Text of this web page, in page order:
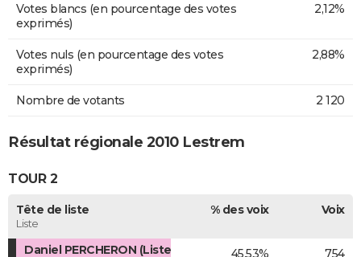
Votes blancs (en pourcentage des votes
exprimés)
2,12%
Votes nuls (en pourcentage des votes
exprimés)
2,88%
Nombre de votants 2 120
Résultat régionale 2010 Lestrem
TOUR 2
Tête de liste
Liste
% des voix Voix
Daniel PERCHERON (Liste
45,53% 754